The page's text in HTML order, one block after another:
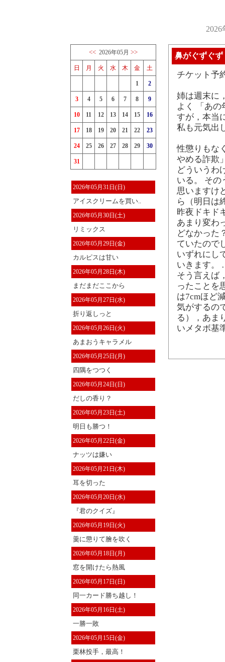
<< 2026年05月 >>
日 月 火 水 木 金 土
1 2
3 4 5 6 7 8 9
10 11 12 13 14 15 16
17 18 19 20 21 22 23
24 25 26 27 28 29 30
31
2026年05月31日(日)
アイスクリームを買い..
2026年05月30日(土)
リミックス
2026年05月29日(金)
カルピスは甘い
2026年05月28日(木)
まだまだここから
2026年05月27日(水)
折り返しっと
2026年05月26日(火)
あまおうキャラメル
2026年05月25日(月)
四隅をつつく
2026年05月24日(日)
だしの香り？
2026年05月23日(土)
明日も勝つ！
2026年05月22日(金)
ナッツは嫌い
2026年05月21日(木)
耳を切った
2026年05月20日(水)
『君のクイズ』
2026年05月19日(火)
羹に懲りて膾を吹く
2026年05月18日(月)
窓を開けたら熱風
2026年05月17日(日)
同一カード勝ち越し！
2026年05月16日(土)
一勝一敗
2026年05月15日(金)
栗林投手，最高！
鼻がぐずぐず
チケット予
姉は週末に
よく 「あ
すが，本当
私も元気出
性懲りもな
やめる詐欺
どういうわ
いる。 その
思いますけ
ら（明日は
昨夜ドキド
あまり変わ
どなかった
ていたので
いずれにし
いきます。
そう言えば
ったことを
は7cmほど
気がするの
る），あま
いメタボ基